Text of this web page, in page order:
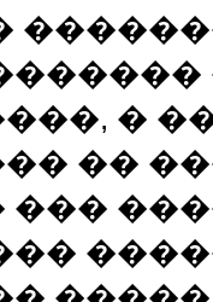
�
��
���